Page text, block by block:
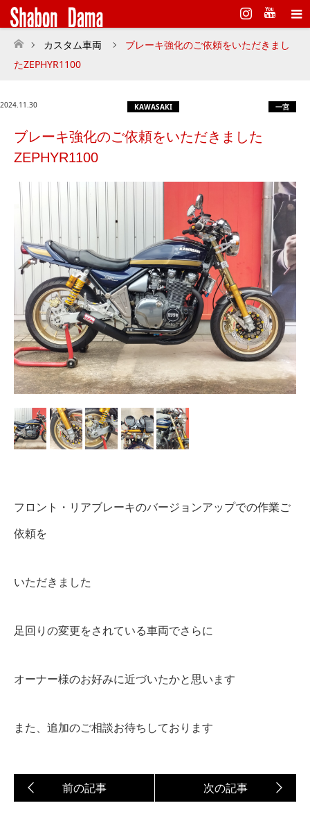
Instagram
ホーム
カスタム車両
ブレーキ強化のご依頼をいただきまし
たZEPHYR1100
2024.11.30 KAWASAKI 一宮
ブレーキ強化のご依頼をいただきました
ZEPHYR1100
フロント・リアブレーキのバージョンアップでの作業ご
依頼を
いただきました
足回りの変更をされている車両でさらに
オーナー様のお好みに近づいたかと思います
また、追加のご相談お待ちしております